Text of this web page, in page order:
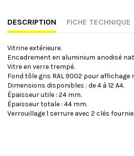
DESCRIPTION FICHE TECHNIQUE
Vitrine extérieure.
Encadrement en aluminium anodisé
Vitre en verre trempé.
Fond tôle gris RAL 9002 pour affichage
Dimensions disponibles : de 4 à 12 A4.
Épaisseur utile : 24 mm.
Épaisseur totale : 44 mm.
Verrouillage 1 serrure avec 2 clés